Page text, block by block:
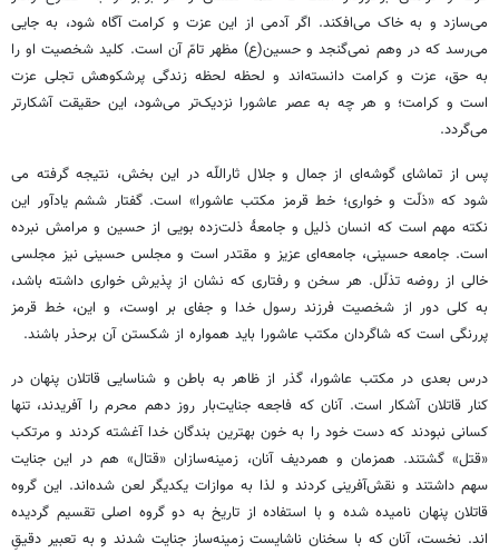
می‌سازد و به خاک می‌افکند. اگر آدمی از این عزت و کرامت آگاه شود، به جایی
می‌رسد که در وهم نمی‌گنجد و حسین(ع) مظهر تامّ آن است. کلید شخصیت او را
به حق، عزت و کرامت دانسته‌اند و لحظه لحظه زندگی پرشکوهش تجلی عزت
است و کرامت؛ و هر چه به عصر عاشورا نزدیک‌تر می‌شود، این حقیقت آشکارتر
می‌گردد.
پس از تماشای گوشه‌ای از جمال و جلال ثاراللّه در این بخش، نتیجه گرفته می
شود که «ذلّت و خواری؛ خط قرمز مکتب عاشورا» است. گفتار ششم یادآور این
نکته مهم است که انسان ذلیل و جامعۀ ذلت‌زده بویی از حسین و مرامش نبرده
است. جامعه حسینی، جامعه‌ای عزیز و مقتدر است و مجلس حسینی نیز مجلسی
خالی از روضه تذلّل. هر سخن و رفتاری که نشان از پذیرش خواری داشته باشد،
به کلی دور از شخصیت فرزند رسول خدا و جفای بر اوست، و این، خط قرمز
پررنگی است که شاگردان مکتب عاشورا باید همواره از شکستن آن برحذر باشند.
درس بعدی در مکتب عاشورا، گذر از ظاهر به باطن و شناسایی قاتلان پنهان در
کنار قاتلان آشکار است. آنان که فاجعه جنایت‌بار روز دهم محرم را آفریدند، تنها
کسانی نبودند که دست خود را به خون بهترین بندگان خدا آغشته کردند و مرتکب
«قتل» گشتند. همزمان و همردیف آنان، زمینه‌سازان «قتال» هم در این جنایت
سهم داشتند و نقش‌آفرینی کردند و لذا به موازات یکدیگر لعن شده‌اند. این گروه
قاتلان پنهان نامیده‌ شده و با استفاده از تاریخ به دو گروه اصلی تقسیم گردیده
اند. نخست، آنان که با سخنان ناشایست زمینه‌ساز جنایت شدند و به تعبیر دقیقِ